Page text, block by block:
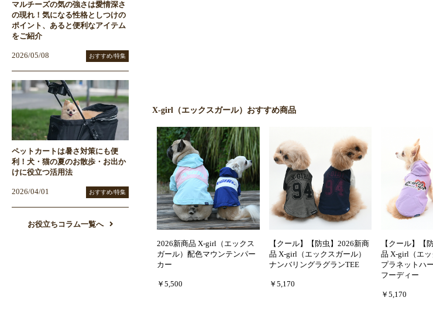
X-girl（エックスガール）おすすめ商品
2026新商品 X-girl（エックス
ガール）配色マウンテンパー
カー
￥5,500
【クール】【防虫】2026新商
品 X-girl（エックスガール）
ナンバリングラグランTEE
￥5,170
【クール】【
品 X-girl（エッ
プラネットハ
フーディー
￥5,170
マルチーズの気の強さは愛情深さ
の現れ！気になる性格としつけの
ポイント、あると便利なアイテム
をご紹介
2026/05/08 おすすめ/特集
ペットカートは暑さ対策にも便
利！犬・猫の夏のお散歩・お出か
けに役立つ活用法
2026/04/01 おすすめ/特集
お役立ちコラム一覧へ